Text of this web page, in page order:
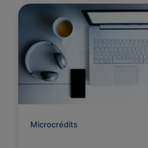
Microcrédits